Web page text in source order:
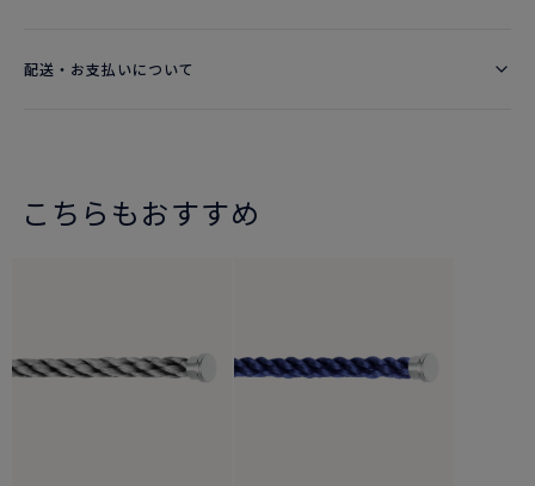
配送・お支払いについて
こちらもおすすめ